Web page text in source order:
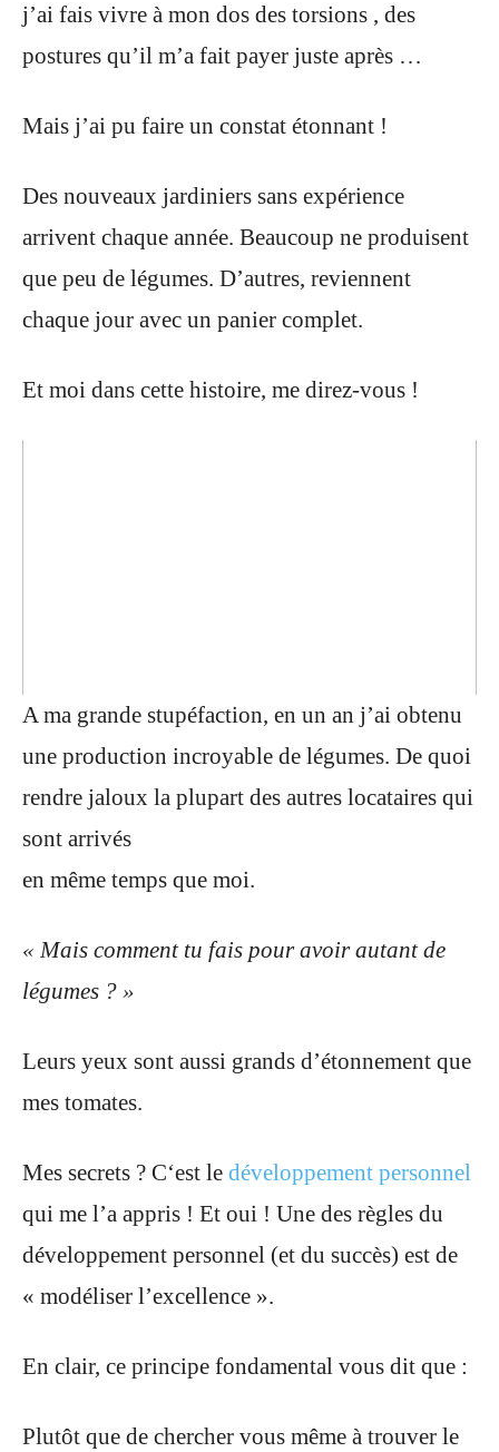
j’ai fais vivre à mon dos des torsions , des
postures qu’il m’a fait payer juste après …
Mais j’ai pu faire un constat étonnant !
Des nouveaux jardiniers sans expérience
arrivent chaque année. Beaucoup ne produisent
que peu de légumes. D’autres, reviennent
chaque jour avec un panier complet.
Et moi dans cette histoire, me direz-vous !
A ma grande stupéfaction, en un an j’ai obtenu
une production incroyable de légumes. De quoi
rendre jaloux la plupart des autres locataires qui
sont arrivés
en même temps que moi.
« Mais comment tu fais pour avoir autant de
légumes ? »
Leurs yeux sont aussi grands d’étonnement que
mes tomates.
Mes secrets ? C‘est le développement personnel
qui me l’a appris ! Et oui ! Une des règles du
développement personnel (et du succès) est de
« modéliser l’excellence ».
En clair, ce principe fondamental vous dit que :
Plutôt que de chercher vous même à trouver le